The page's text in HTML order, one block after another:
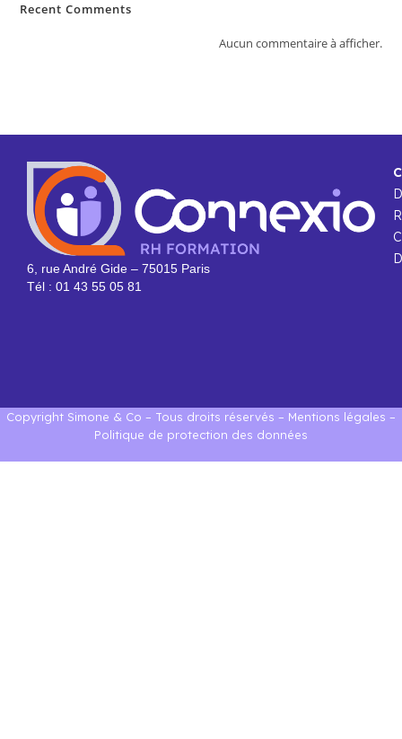
Recent Comments
Aucun commentaire à afficher.
6, rue André Gide – 75015 Paris
Tél : 01 43 55 05 81
Copyright Simone & Co – Tous droits réservés – Mentions légales –
Politique de protection des données